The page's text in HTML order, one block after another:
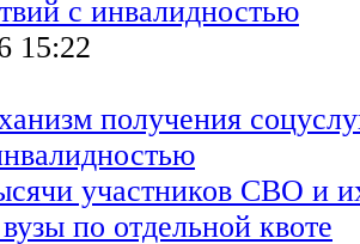
15:22
получения